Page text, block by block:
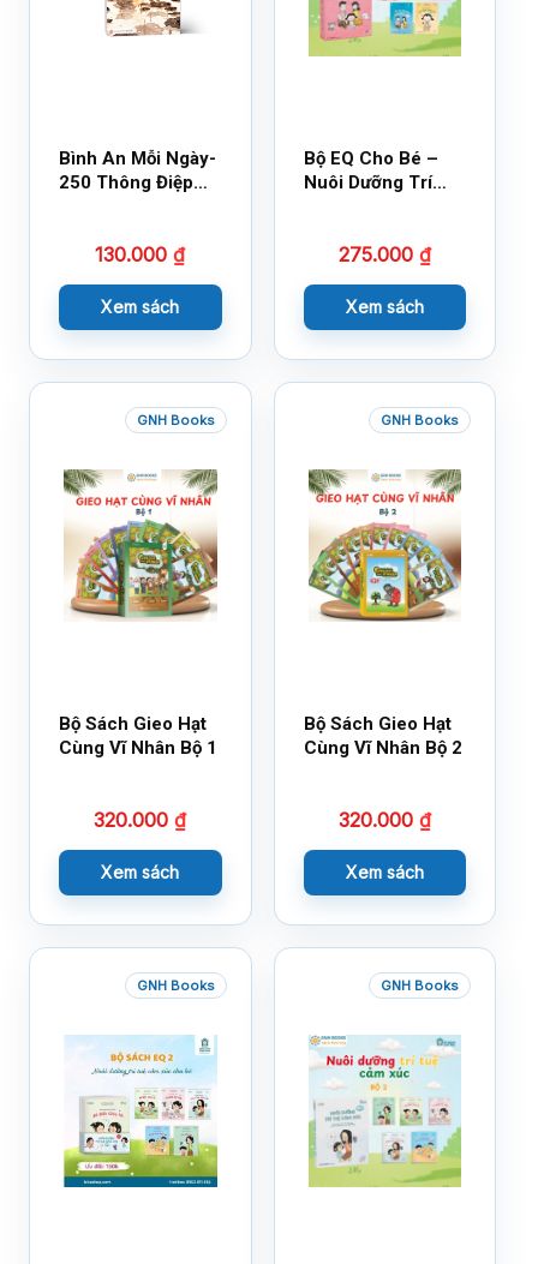
Bình An Mỗi Ngày-
250 Thông Điệp
130.000₫
Xem sách
Bộ EQ Cho Bé –
Nuôi Dưỡng Trí
275.000 ₫
Xem sách
GNH Books
Bộ Sách Gieo Hạt
Cùng Vĩ Nhân Bộ 1
320.000₫
Xem sách
GNH Books
Bộ Sách Gieo Hạt
Cùng Vĩ Nhân Bộ 2
320.000 ₫
Xem sách
GNH Books GNH Books